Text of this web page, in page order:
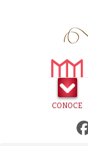
CONOCE